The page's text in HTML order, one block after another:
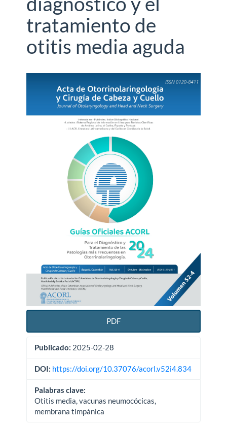
tratamiento de
otitis media aguda
Barra
lateral
del
artículo
PDF
Publicado: 2025-02-28
DOI: https://doi.org/10.37076/acorl.v52i4.834
Palabras clave:
Otitis media, vacunas neumocócicas,
membrana timpánica